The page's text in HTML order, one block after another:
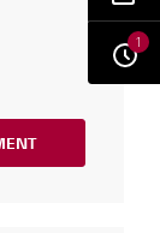
1